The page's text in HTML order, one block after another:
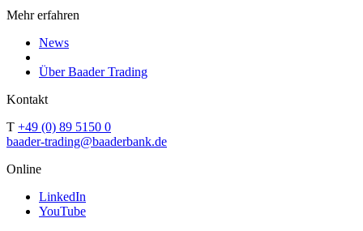
Mehr erfahren
News
Über Baader Trading
Kontakt
T +49 (0) 89 5150 0
baader-trading@baaderbank.de
Online
LinkedIn
YouTube